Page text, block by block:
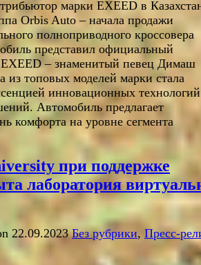
марки EXEED в
Orbis Auto – начала продажи
полноприводного кроссовера
представил официальный
EXEED – знаменитый певец Димаш
топовых моделей марки стала
инновационных
Автомобиль предлагает
комфорта на уровне сегмента
при поддержке
лаборатория
22.09.2023 Без рубрики, Пресс-